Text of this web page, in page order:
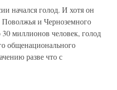
начался голод. И хотя он
и Черноземного
миллионов человек, голод
общенационального
разве что с